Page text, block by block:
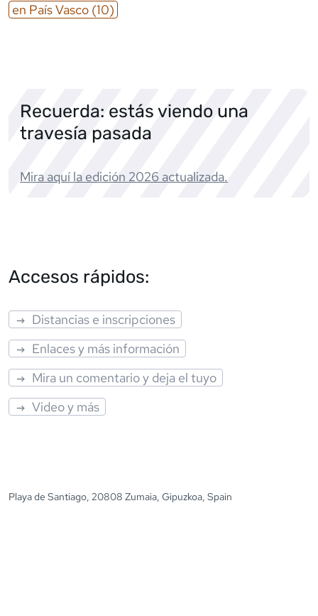
en País Vasco (10)
Recuerda: estás viendo una
travesía pasada
Mira aquí la edición 2026 actualizada.
Accesos rápidos:
Distancias e inscripciones
Enlaces y más información
Mira un comentario y deja el tuyo
Video y más
Playa de Santiago, 20808 Zumaia, Gipuzkoa, Spain